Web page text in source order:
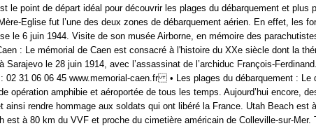
le point de départ idéal pour découvrir les plages du débarquement et plus
Eglise fut l’une des deux zones de débarquement aérien. En effet, les
le 6 juin 1944. Visite de son musée Airborne, en mémoire des
: Le mémorial de Caen est consacré à l'histoire du XXe siècle dont la
Sarajevo le 28 juin 1914, avec l’assassinat de l’archiduc François-
02 31 06 06 45 www.memorial-caen.fr • Les plages du débarquement : Le
opération amphibie et aéroportée de tous les temps. Aujourd’hui encore,
ainsi rendre hommage aux soldats qui ont libéré la France. Utah Beach
est à 80 km du VVF et proche du cimetière américain de Colleville-sur-